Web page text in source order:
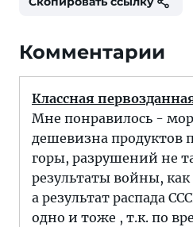
Комментарии
Классная
Мне понравилось -
дешевизна продуктов
горы, разрушений не
результаты войны,
а результат распада
одно и тоже , т.к. по